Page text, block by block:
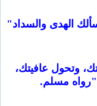
الهدى والسداد"
وتحول عافيتك،
مسلم.